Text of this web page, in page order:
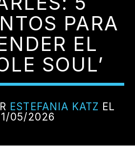
PARA
EL
SOUL’
ESTEFANIA KATZ EL
05/2026